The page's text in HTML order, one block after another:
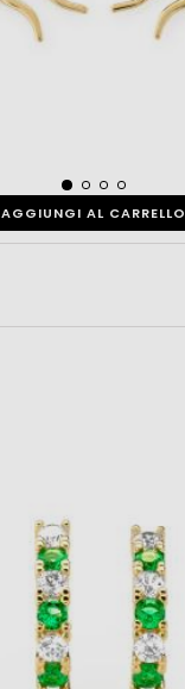
AGGIUNGI AL CARRELLO